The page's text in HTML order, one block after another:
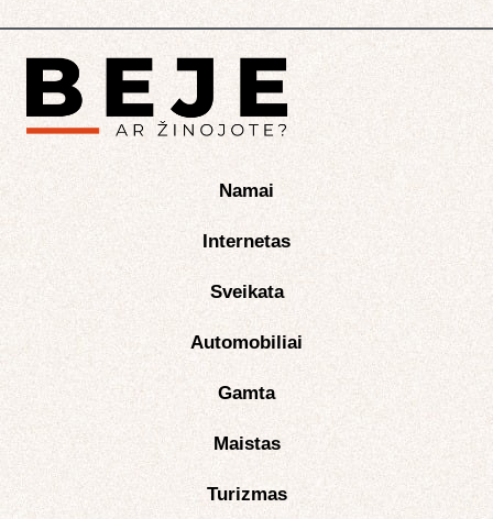
Namai
Internetas
Sveikata
Automobiliai
Gamta
Maistas
Turizmas